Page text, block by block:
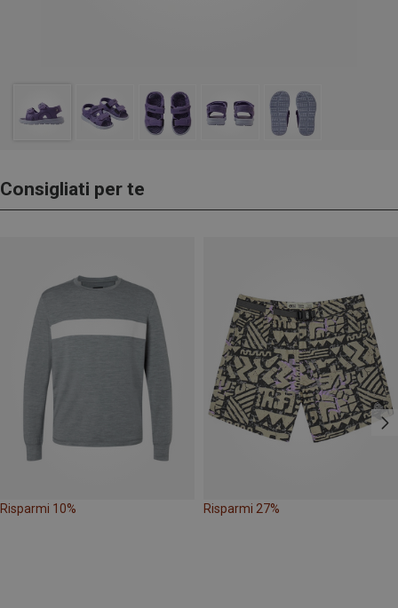
Consigliati per te
Risparmi 10% Risparmi 27%